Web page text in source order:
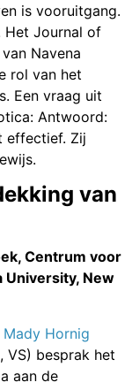
is vooruitgang.
Het Journal of
Navena
rol van het
Een vraag uit
Antwoord:
effectief. Zij
van
Centrum voor
University, New
Mady Hornig
VS) besprak het
aan de